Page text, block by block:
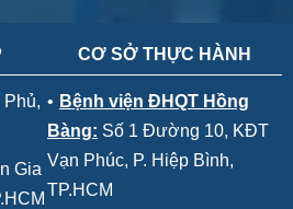
Gia
CƠ SỞ THỰC HÀNH
• Bệnh viện ĐHQT Hồng
Bàng: Số 1 Đường 10, KĐT
Vạn Phúc, P. Hiệp Bình,
TP.HCM